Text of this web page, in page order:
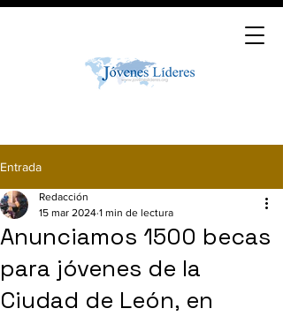
Entrada
Anunciamos 1500 becas
para jóvenes de la
Ciudad de León, en
Redacción
15 mar 2024 1 min de lectura